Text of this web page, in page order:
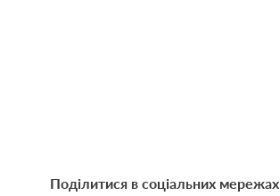
Поділитися в соціальних мережах